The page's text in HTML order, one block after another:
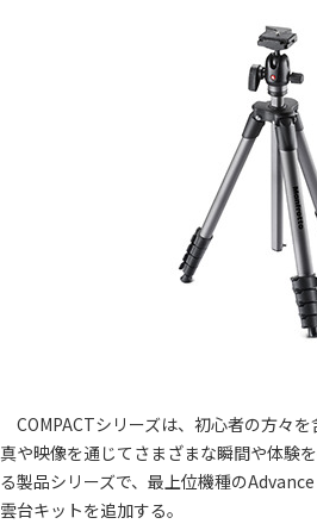
COMPACTシリーズは、初心者の方々
真や映像を通じてさまざまな瞬間や体験
る製品シリーズで、最上位機種の
雲台キットを追加する。